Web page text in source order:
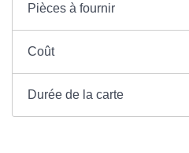
Pièces à fournir
Coût
Durée de la carte